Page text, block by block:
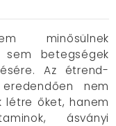
minősülnek
sem betegségek
Az étrend-
nem
létre őket, hanem
ásványi